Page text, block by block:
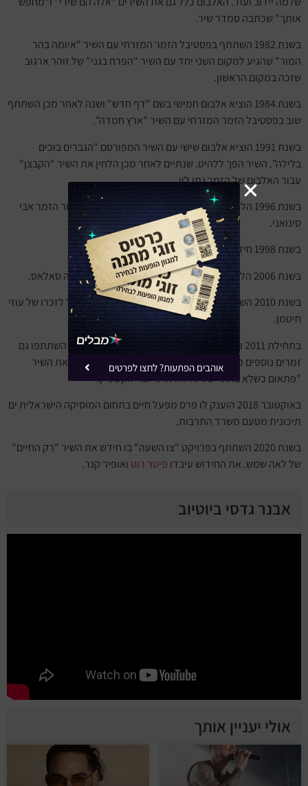
אותך" שכתבה סמדר שיר.
בשנת 1982 השתתף בפסטיבל הזמר המזרחי עם השיר "איומה בהר
המור" שהגיע למקום השני יחד עם השיר "הפרח בגני" של זוהר ארגוב
שזכה במקום הראשון.
בשנת 1984 הוציא אלבום חמישי בשם "דף חדש" ושנה לאחר מכן השתתף
שוב בפסטיבל הזמר המזרחי עם השיר "ארץ חמדה".
בשנת 1991 הוציא אלבום שישי עם השיר המפורסם "הגברים בוכים
בלילה". השיר הפך ללהיט. שנתיים לאחר מכן הלחין את השיר "הקבצן"
עבור האלבום של הזמר נתי לוי.
בשנת 1996 הלחין את השיר "אישה בונה אישה הורסת" עבור הזמר אבי
סינואני.
בשנת 1998 חידש את השיר "יד ענוגה" של זוהר ארגוב.
בשנת 2006 הלחין את השיר "דרכי" וגם ביצע יחד עם יהודה סאלאס.
בשנת 2010 השתתף בפרויקט השירים "ניגונה של השכונה" לזכרו של עוזי
חיטמן.
בתחילת 2011 השתתף בפרויקט "שני צדדים למטבע" שבו השתתפו גם
זמרים נוספים מהז'אנר הים תיכוני. בפרויקט זה הוא חידש את השיר
"פתאום כשלא באת" שלשלמה ארציוגרי אקשטיין.
באוקטובר 2018 הוענק לו פרס מפעל חיים בתחום המוסיקה הישראלית ים
תיכונית מטעם משרד התרבות.
בשנת 2020 השתתף בפרויקט "צו השעה" בו חידש את השיר "רק החיים"
של לאה שמש. את החידוש עיבדו פיטר רוט ואופיר קנר.
אבנר גדסי ביוטיוב
אולי יעניין אותך
אוהבים הפתעות? לחצו לפרטים